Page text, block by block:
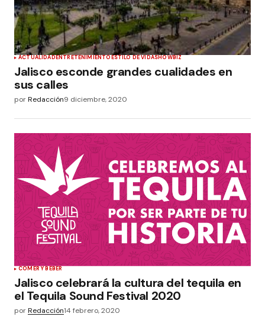
ACTUALIDADENTRETENIMIENTOESTILO DE VIDASHOWBIZ
Jalisco esconde grandes cualidades en
sus calles
porRedacción9 diciembre, 2020
COMER Y BEBER
Jalisco celebrará la cultura del tequila en
el Tequila Sound Festival 2020
porRedacción14 febrero, 2020